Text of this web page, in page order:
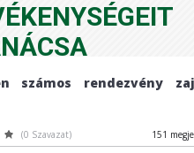
számos rendezvény
(0 Szavazat) 151